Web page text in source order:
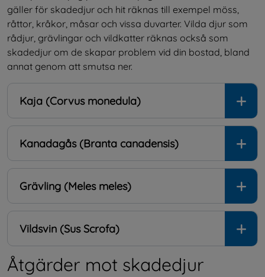
gäller för skadedjur och hit räknas till exempel möss,
råttor, kråkor, måsar och vissa duvarter. Vilda djur som
rådjur, grävlingar och vildkatter räknas också som
skadedjur om de skapar problem vid din bostad, bland
annat genom att smutsa ner.
Kaja (Corvus monedula)
Kanadagås (Branta canadensis)
Grävling (Meles meles)
Vildsvin (Sus Scrofa)
Åtgärder mot skadedjur